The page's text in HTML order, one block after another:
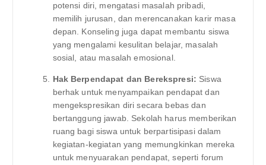
potensi diri, mengatasi masalah pribadi,
memilih jurusan, dan merencanakan karir masa
depan. Konseling juga dapat membantu siswa
yang mengalami kesulitan belajar, masalah
sosial, atau masalah emosional.
Hak Berpendapat dan Berekspresi: Siswa
berhak untuk menyampaikan pendapat dan
mengekspresikan diri secara bebas dan
bertanggung jawab. Sekolah harus memberikan
ruang bagi siswa untuk berpartisipasi dalam
kegiatan-kegiatan yang memungkinkan mereka
untuk menyuarakan pendapat, seperti forum